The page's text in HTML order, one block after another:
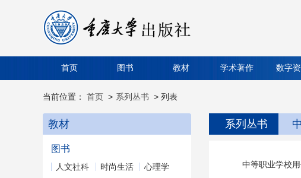
首页 图书 教材 学术著作 数字
当前位置： 首页 > 系列丛书 > 列表
教材
图书
人文社科 时尚生活
心理学
系列丛书
中等职业学校